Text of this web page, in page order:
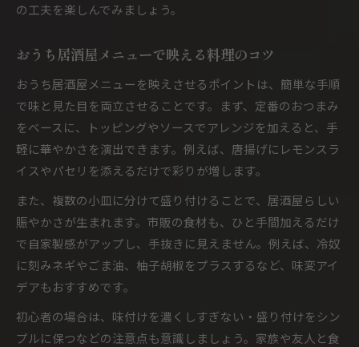
の工夫を楽しんでみましょう。
おうち居酒屋メニューで映える料理のコツ
おうち居酒屋メニューを映えさせるポイントは、簡単な手順
で味と見た目を両立させることです。まず、定番のおつまみ
をベースに、トッピングやソースでアレンジを加えると、手
軽に華やかさを演出できます。例えば、唐揚げにレモンスラ
イスやパセリを添えるだけで彩りが増します。
また、複数の小皿に分けて盛り付けることで、居酒屋らしい
賑やかさが生まれます。市販の食材も、ひと手間加えるだけ
で自家製感がアップし、手抜きに見えません。例えば、冷奴
に刻みネギやごま油、柚子胡椒をプラスするなど、味変アイ
デアもおすすめです。
初心者の場合は、味付けを濃くしすぎない・盛り付けをシン
プルに保つなどの注意点も意識しましょう。家族や友人と食